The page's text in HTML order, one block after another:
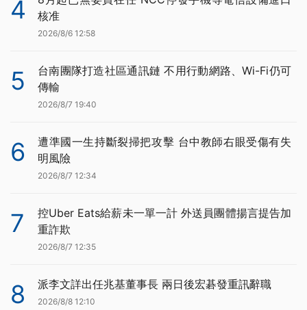
4
核准
2026/8/6 12:58
5
台南團隊打造社區通訊鏈 不用行動網路、Wi-Fi仍可
傳輸
2026/8/7 19:40
6
遭準國一生持斷裂掃把攻擊 台中教師右眼受傷有失
明風險
2026/8/7 12:34
7
控Uber Eats給薪未一單一計 外送員團體揚言提告加
重詐欺
2026/8/7 12:35
8 派李文詳出任兆基董事長 兩日後宏碁發重訊辭職
2026/8/8 12:10